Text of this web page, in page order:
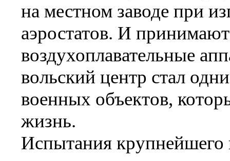
на местном заводе при
аэростатов. И
воздухоплавательные
вольский центр стал
военных объектов,
жизнь.
Испытания